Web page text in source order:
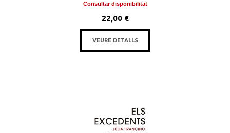
Consultar disponibilitat
22,00 €
VEURE DETALLS